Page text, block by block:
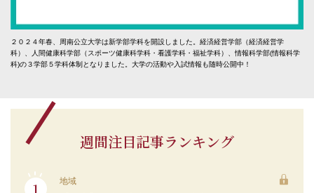
２０２４年春、周南公立大学は新学部学科を開設しました。経済経営学部（経済経営学
科）、人間健康科学部（スポーツ健康科学科・看護学科・福祉学科）、情報科学部(情報科学
科)の３学部５学科体制となりました。大学の活動や入試情報も随時公開中！
週間注目記事ランキング
地域